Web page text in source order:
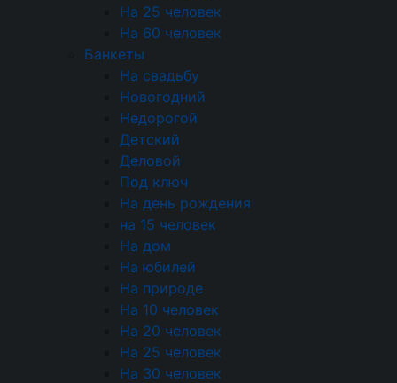
На 25 человек
На 60 человек
Банкеты
На свадьбу
Новогодний
Недорогой
Детский
Деловой
Под ключ
На день рождения
на 15 человек
На дом
На юбилей
На природе
На 10 человек
На 20 человек
На 25 человек
На 30 человек
Разработка предложения включает создание
тематического меню. Наши повара предлагают
блюда, соответствующие характеру
мероприятия: от сбалансированных сетов для
семинаров до изысканных банкетных позиций.
Параллельно прорабатывается детальный план
сервировки, сложной логистики и всего
необходимого профессионального
оборудования.
Расчет стоимости формируется максимально
прозрачно. Мы детализируем все статьи
расходов: закупку качественных продуктов,
работу квалифицированного персонала, аренду
специального инвентаря и логистику. Это дает
вам четкое и полное понимание структуры
бюджета. Окончательная смета фиксируется в
договоре, и именно на этом этапе менеджеры